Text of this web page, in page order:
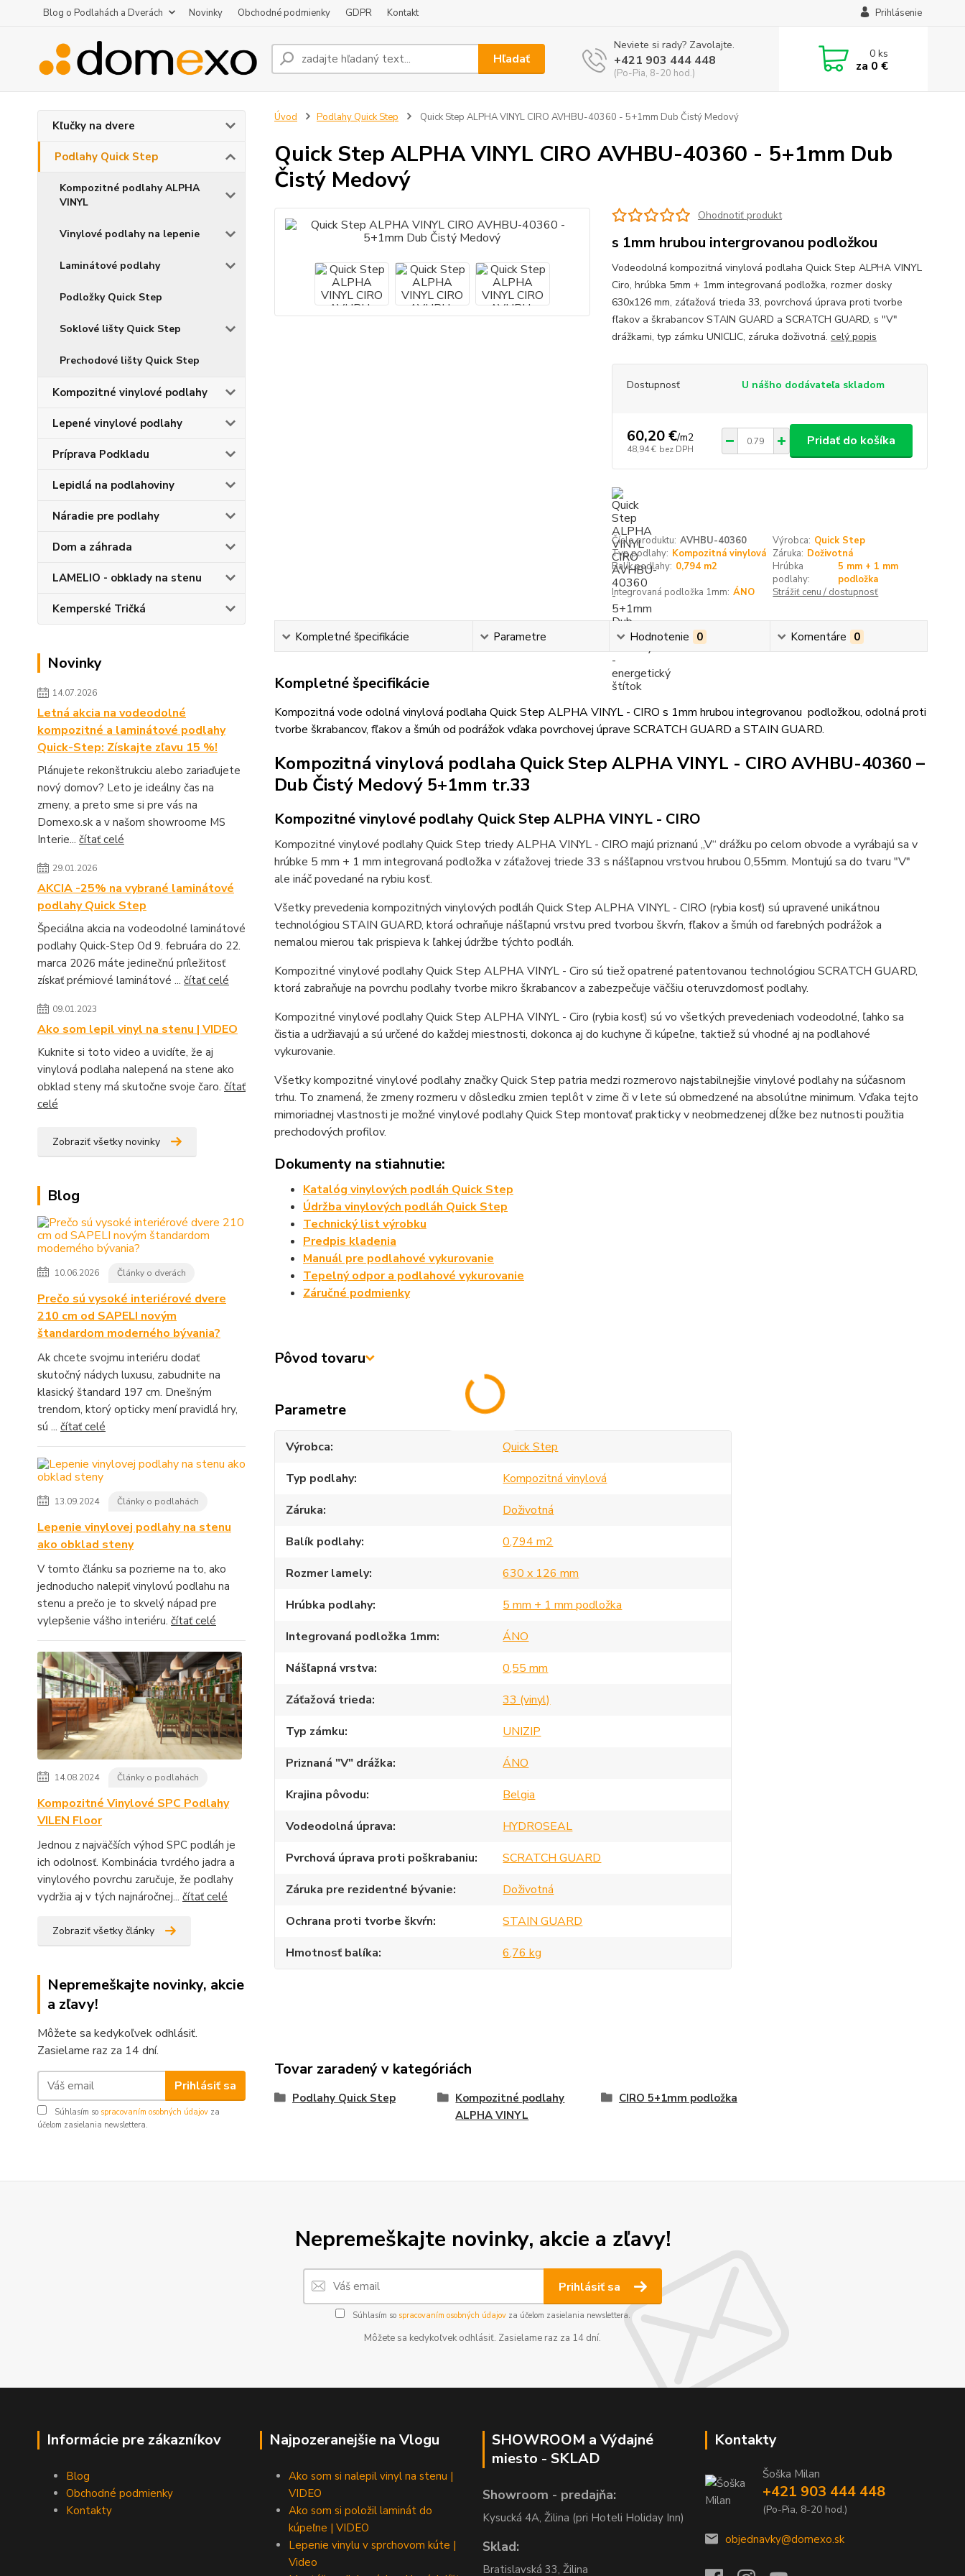
Blog o Podlahách a Dverách Novinky Obchodné podmienky GDPR Kontakt Prihlásenie
Hľadať
Neviete si rady? Zavolajte.
+421 903 444 448
(Po-Pia, 8-20 hod.)
0ks
za 0 €
Kľučky na dvere
Podlahy Quick Step
Kompozitné podlahy ALPHA
VINYL
Vinylové podlahy na lepenie
Laminátové podlahy
Podložky Quick Step
Soklové lišty Quick Step
Prechodové lišty Quick Step
Kompozitné vinylové podlahy
Lepené vinylové podlahy
Príprava Podkladu
Lepidlá na podlahoviny
Náradie pre podlahy
Dom a záhrada
LAMELIO - obklady na stenu
Kemperské Tričká
Novinky
14.07.2026
Letná akcia na vodeodolné
kompozitné a laminátové podlahy
Quick-Step: Získajte zľavu 15 %!
Plánujete rekonštrukciu alebo zariaďujete
nový domov? Leto je ideálny čas na
zmeny, a preto sme si pre vás na
Domexo.sk a v našom showroome MS
Interie... čítať celé
29.01.2026
AKCIA -25% na vybrané laminátové
podlahy Quick Step
Špeciálna akcia na vodeodolné laminátové
podlahy Quick-Step Od 9. februára do 22.
marca 2026 máte jedinečnú príležitosť
získať prémiové laminátové ... čítať celé
09.01.2023
Ako som lepil vinyl na stenu | VIDEO
Kuknite si toto video a uvidíte, že aj
vinylová podlaha nalepená na stene ako
obklad steny má skutočne svoje čaro. čítať
celé
Zobraziť všetky novinky
Blog
10.06.2026 Články o dverách
Prečo sú vysoké interiérové dvere
210 cm od SAPELI novým
štandardom moderného bývania?
Ak chcete svojmu interiéru dodať
skutočný nádych luxusu, zabudnite na
klasický štandard 197 cm. Dnešným
trendom, ktorý opticky mení pravidlá hry,
sú ... čítať celé
13.09.2024 Články o podlahách
Lepenie vinylovej podlahy na stenu
ako obklad steny
V tomto článku sa pozrieme na to, ako
jednoducho nalepiť vinylovú podlahu na
stenu a prečo je to skvelý nápad pre
vylepšenie vášho interiéru. čítať celé
14.08.2024 Články o podlahách
Kompozitné Vinylové SPC Podlahy
VILEN Floor
Jednou z najväčších výhod SPC podláh je
ich odolnosť. Kombinácia tvrdého jadra a
vinylového povrchu zaručuje, že podlahy
vydržia aj v tých najnáročnej... čítať celé
Zobraziť všetky články
Nepremeškajte novinky, akcie
a zľavy!
Môžete sa kedykoľvek odhlásiť.
Zasielame raz za 14 dní.
Prihlásiť sa
Súhlasím so spracovaním osobných údajov za
účelom zasielania newslettera.
Úvod Podlahy Quick Step Quick Step ALPHA VINYL CIRO AVHBU-40360 - 5+1mm Dub Čistý Medový
Quick Step ALPHA VINYL CIRO AVHBU-40360 - 5+1mm Dub
Čistý Medový
Ohodnotiť produkt
s 1mm hrubou intergrovanou podložkou
Vodeodolná kompozitná vinylová podlaha Quick Step ALPHA VINYL
Ciro, hrúbka 5mm + 1mm integrovaná podložka, rozmer dosky
630x126 mm, záťažová trieda 33, povrchová úprava proti tvorbe
fľakov a škrabancov STAIN GUARD a SCRATCH GUARD, s "V"
drážkami, typ zámku UNICLIC, záruka doživotná. celý popis
Dostupnosť U nášho dodávateľa skladom
60,20 €/m2
48,94 € bez DPH
Pridať do košíka
Číslo produktu: AVHBU-40360 Výrobca: Quick Step
Typ podlahy: Kompozitná vinylová Záruka: Doživotná
Balík podlahy: 0,794 m2
Hrúbka
podlahy:
5 mm + 1 mm
podložka
Integrovaná podložka 1mm: ÁNO Strážiť cenu / dostupnosť
Kompletné špecifikácie Parametre Hodnotenie 0 Komentáre 0
Kompletné špecifikácie
Kompozitná vode odolná vinylová podlaha Quick Step ALPHA VINYL - CIRO s 1mm hrubou integrovanou podložkou, odolná proti
tvorbe škrabancov, fľakov a šmúh od podrážok vďaka povrchovej úprave SCRATCH GUARD a STAIN GUARD.
Kompozitná vinylová podlaha Quick Step ALPHA VINYL - CIRO AVHBU-40360 –
Dub Čistý Medový 5+1mm tr.33
Kompozitné vinylové podlahy Quick Step ALPHA VINYL - CIRO
Kompozitné vinylové podlahy Quick Step triedy ALPHA VINYL - CIRO majú priznanú „V“ drážku po celom obvode a vyrábajú sa v
hrúbke 5 mm + 1 mm integrovaná podložka v záťažovej triede 33 s nášľapnou vrstvou hrubou 0,55mm. Montujú sa do tvaru "V"
ale ináč povedané na rybiu kosť.
Všetky prevedenia kompozitných vinylových podláh Quick Step ALPHA VINYL - CIRO (rybia kosť) sú upravené unikátnou
technológiou STAIN GUARD, ktorá ochraňuje nášľapnú vrstvu pred tvorbou škvŕn, fľakov a šmúh od farebných podrážok a
nemalou mierou tak prispieva k ľahkej údržbe týchto podláh.
Kompozitné vinylové podlahy Quick Step ALPHA VINYL - Ciro sú tiež opatrené patentovanou technológiou SCRATCH GUARD,
ktorá zabraňuje na povrchu podlahy tvorbe mikro škrabancov a zabezpečuje väčšiu oteruvzdornosť podlahy.
Kompozitné vinylové podlahy Quick Step ALPHA VINYL - Ciro (rybia kosť) sú vo všetkých prevedeniach vodeodolné, ľahko sa
čistia a udržiavajú a sú určené do každej miestnosti, dokonca aj do kuchyne či kúpeľne, taktiež sú vhodné aj na podlahové
vykurovanie.
Všetky kompozitné vinylové podlahy značky Quick Step patria medzi rozmerovo najstabilnejšie vinylové podlahy na súčasnom
trhu. To znamená, že zmeny rozmeru v dôsledku zmien teplôt v zime či v lete sú obmedzené na absolútne minimum. Vďaka tejto
mimoriadnej vlastnosti je možné vinylové podlahy Quick Step montovať prakticky v neobmedzenej dĺžke bez nutnosti použitia
prechodových profilov.
Dokumenty na stiahnutie:
Katalóg vinylových podláh Quick Step
Údržba vinylových podláh Quick Step
Technický list výrobku
Predpis kladenia
Manuál pre podlahové vykurovanie
Tepelný odpor a podlahové vykurovanie
Záručné podmienky
Pôvod tovaru
Parametre
Výrobca
Quick Step
Typ podlahy
Kompozitná vinylová
Záruka
Doživotná
Balík podlahy
0,794 m2
Rozmer lamely
630 x 126 mm
Hrúbka podlahy
5 mm + 1 mm podložka
Integrovaná podložka 1mm
ÁNO
Nášľapná vrstva
0,55 mm
Záťažová trieda
33 (vinyl)
Typ zámku
UNIZIP
Priznaná "V" drážka
ÁNO
Krajina pôvodu
Belgia
Vodeodolná úprava
HYDROSEAL
Pvrchová úprava proti poškrabaniu
SCRATCH GUARD
Záruka pre rezidentné bývanie
Doživotná
Ochrana proti tvorbe škvŕn
STAIN GUARD
Hmotnosť balíka
6,76 kg
Tovar zaradený v kategóriách
Podlahy Quick Step
Kompozitné podlahy
ALPHA VINYL
CIRO 5+1mm podložka
Nepremeškajte novinky, akcie a zľavy!
Prihlásiť sa
Súhlasím so spracovaním osobných údajovza účelom zasielania newslettera.
Môžete sa kedykoľvek odhlásiť. Zasielame raz za 14 dní.
Informácie pre zákazníkov
Blog
Obchodné podmienky
Kontakty
Najpozeranejšie na Vlogu
Ako som si nalepil vinyl na stenu |
VIDEO
Ako som si položil laminát do
kúpeľne | VIDEO
Lepenie vinylu v sprchovom kúte |
Video
SHOWROOM a Výdajné
miesto - SKLAD
Showroom - predajňa:
Kysucká 4A, Žilina (pri Hoteli Holiday Inn)
Sklad:
Bratislavská 33, Žilina
Kontakty
Šoška Milan
+421 903 444 448
(Po-Pia, 8-20 hod.)
objednavky@domexo.sk